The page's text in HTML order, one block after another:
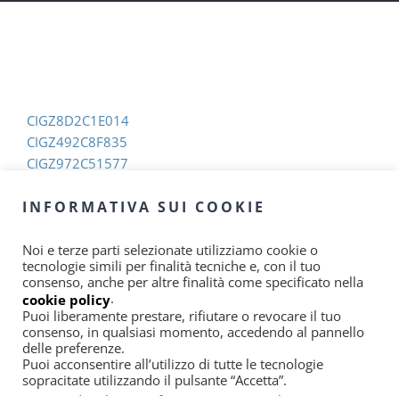
CIGZ8D2C1E014
CIGZ492C8F835
CIGZ972C51577
CIGZAA2C23D32
INFORMATIVA SUI COOKIE
Noi e terze parti selezionate utilizziamo cookie o
tecnologie simili per finalità tecniche e, con il tuo
consenso, anche per altre finalità come specificato nella
cookie policy.
Puoi liberamente prestare, rifiutare o revocare il tuo
consenso, in qualsiasi momento, accedendo al pannello
delle preferenze.
Puoi acconsentire all’utilizzo di tutte le tecnologie
sopracitate utilizzando il pulsante “Accetta”.